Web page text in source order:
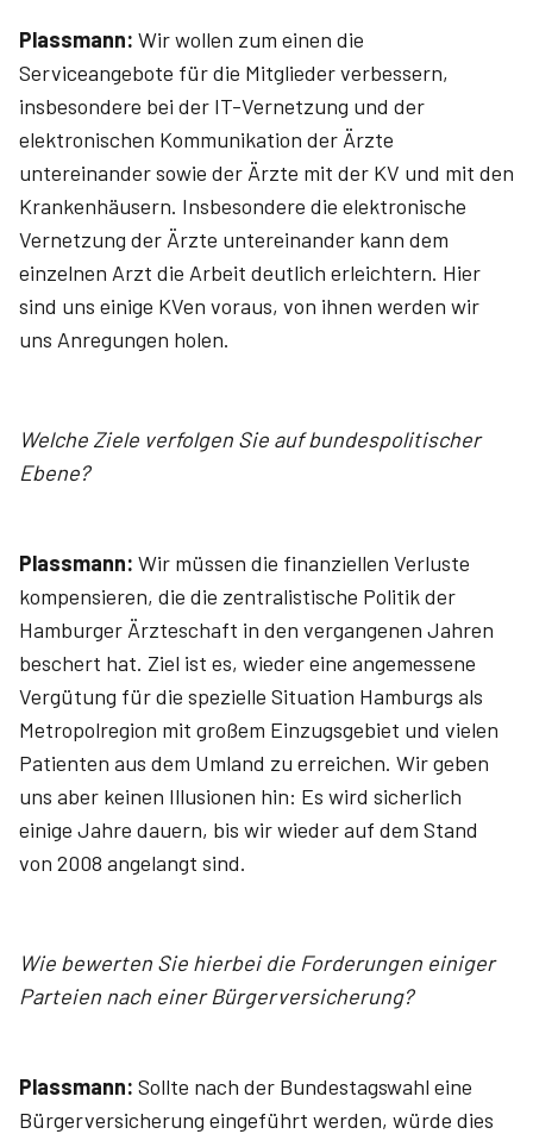
Plassmann: Wir wollen zum einen die
Serviceangebote für die Mitglieder verbessern,
insbesondere bei der IT-Vernetzung und der
elektronischen Kommunikation der Ärzte
untereinander sowie der Ärzte mit der KV und mit den
Krankenhäusern. Insbesondere die elektronische
Vernetzung der Ärzte untereinander kann dem
einzelnen Arzt die Arbeit deutlich erleichtern. Hier
sind uns einige KVen voraus, von ihnen werden wir
uns Anregungen holen.
Welche Ziele verfolgen Sie auf bundespolitischer
Ebene?
Plassmann: Wir müssen die finanziellen Verluste
kompensieren, die die zentralistische Politik der
Hamburger Ärzteschaft in den vergangenen Jahren
beschert hat. Ziel ist es, wieder eine angemessene
Vergütung für die spezielle Situation Hamburgs als
Metropolregion mit großem Einzugsgebiet und vielen
Patienten aus dem Umland zu erreichen. Wir geben
uns aber keinen Illusionen hin: Es wird sicherlich
einige Jahre dauern, bis wir wieder auf dem Stand
von 2008 angelangt sind.
Wie bewerten Sie hierbei die Forderungen einiger
Parteien nach einer Bürgerversicherung?
Plassmann: Sollte nach der Bundestagswahl eine
Bürgerversicherung eingeführt werden, würde dies